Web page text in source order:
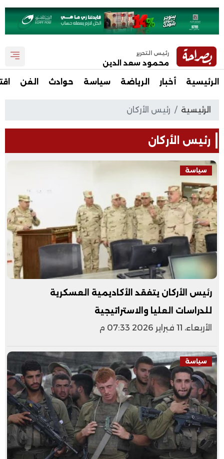
رئيس التحرير
محمود سعد الدين
الرئيسية أخبار الرياضة سياسة حوادث الفن
الرئيسية رئيس الأركان
رئيس الأركان
سياسة
رئيس الأركان يتفقد الأكاديمية العسكرية
للدراسات العليا والاستراتيجية
الأربعاء، 11 فبراير 2026 07:33 م
سياسة